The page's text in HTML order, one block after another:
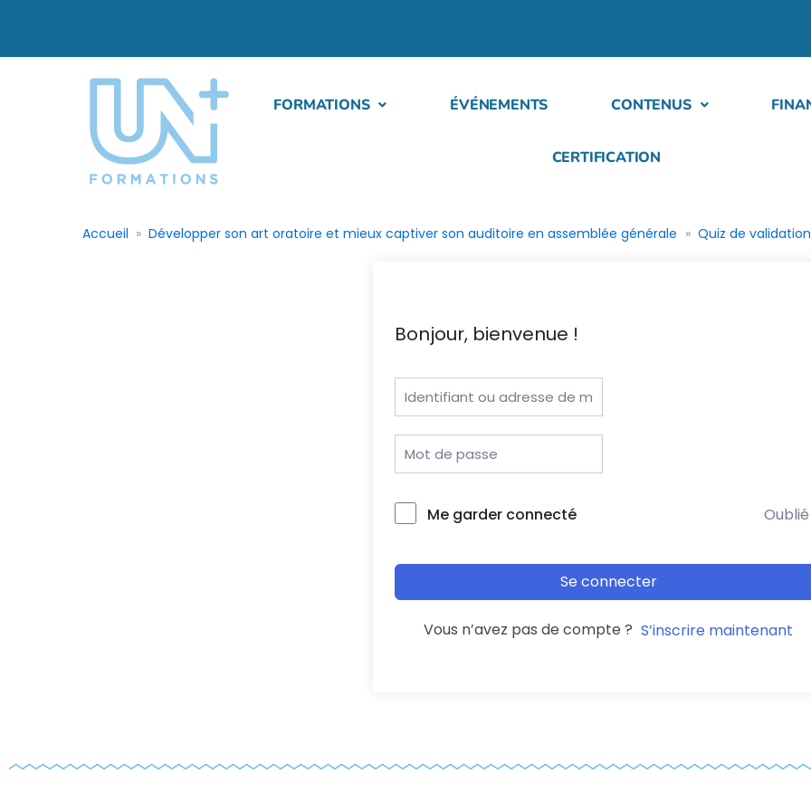
FORMATIONS ÉVÉNEMENTS CONTENUS
CERTIFICATION
Accueil Développer son art oratoire et mieux captiver son auditoire en assemblée générale Quiz de
Bonjour, bienvenue !
Me garder connecté
Se connecter
Vous n’avez pas de compte ? S’inscrire maintenant